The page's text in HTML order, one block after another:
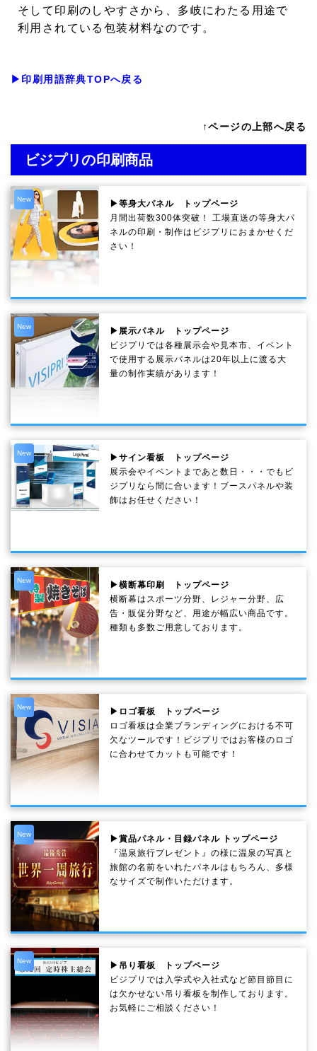
そして印刷のしやすさから、多岐にわたる用途で
利用されている包装材料なのです。
▶印刷用語辞典TOPへ戻る
↑ページの上部へ戻る
ビジプリの印刷商品
New
▶等身大パネル トップページ
月間出荷数300体突破！ 工場直送の等身大パ
ネルの印刷・制作は ビジプリ におまかせくだ
さい！
New
▶展示パネル トップページ
ビジプリでは各種展示会や見本市、イベント
で使用する展示パネルは20年以上に渡る大
量の制作実績があります！
New
▶サイン看板 トップページ
展示会やイベントまであと数日・・・でもビ
ジプリなら間に合います！ブースパネルや装
飾はお任せください！
New
▶横断幕印刷 トップページ
横断幕はスポーツ分野、レジャー分野、広
告・販促分野など、用途が幅広い商品です。
種類も多数ご用意しております。
New
▶ロゴ看板 トップページ
ロゴ看板は企業ブランディングにおける不可
欠なツールです！ビジプリではお客様のロゴ
に合わせてカットも可能です！
New
▶賞品パネル・目録パネル トップページ
『温泉旅行プレゼント』の様に温泉の写真と
旅館の名前をいれたパネルはもちろん、多様
なサイズで制作いただけます。
New
▶吊り看板 トップページ
ビジプリでは入学式や入社式など節目節目に
は欠かせない吊り看板を制作しております。
お気軽にご相談ください！